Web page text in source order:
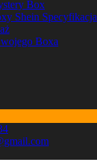
Box
Shein Specyfikacja
Boxa